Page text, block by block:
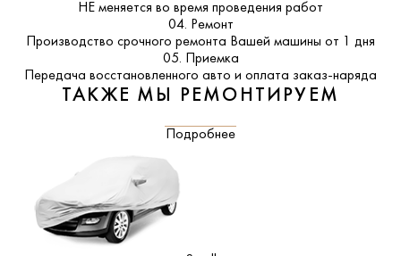
НЕ меняется во время проведения работ
04. Ремонт
Производство срочного ремонта Вашей машины от 1 дня
05. Приемка
Передача восстановленного авто и оплата заказ-наряда
ТАКЖЕ МЫ РЕМОНТИРУЕМ
Подробнее